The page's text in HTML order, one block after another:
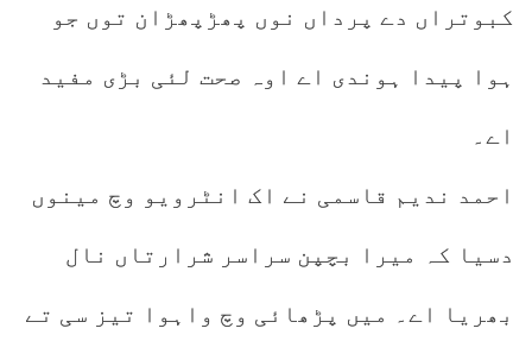
کبوتراں دے پرداں نوں پھڑپھڑان توں جو
ہوا پیدا ہوندی اے اوہ صحت لئی بڑی مفید
اے۔
احمد ندیم قاسمی نے اک انٹرویو وچ مینوں
دسیا کہ میرا بچپن سراسر شرارتاں نال
بھریا اے۔ میں پڑھائی وچ واہوا تیز سی تے